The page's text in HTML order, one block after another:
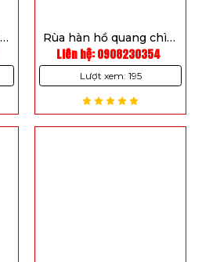
Rùa hàn hồ quang chìm
hồ quang đôi hai dây
MZS-5
Liên hệ: 0908230354
Lượt xem: 195